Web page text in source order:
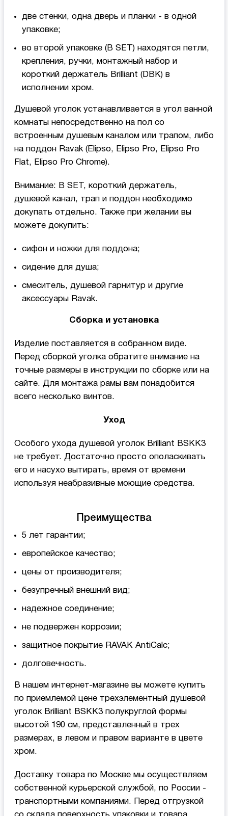
две стенки, одна дверь и планки - в одной
упаковке;
во второй упаковке (B SET) находятся петли,
крепления, ручки, монтажный набор и
короткий держатель Brilliant (DBK) в
исполнении хром.
Душевой уголок устанавливается в угол ванной
комнаты непосредственно на пол со
встроенным душевым каналом или трапом, либо
на поддон Ravak (Elipso, Elipso Pro, Elipso Pro
Flat, Elipso Pro Chrome).
Внимание: В SET, короткий держатель,
душевой канал, трап и поддон необходимо
докупать отдельно. Также при желании вы
можете докупить:
сифон и ножки для поддона;
сидение для душа;
смеситель, душевой гарнитур и другие
аксессуары Ravak.
Сборка и установка
Изделие поставляется в собранном виде.
Перед сборкой уголка обратите внимание на
точные размеры в инструкции по сборке или на
сайте. Для монтажа рамы вам понадобится
всего несколько винтов.
Уход
Особого ухода душевой уголок Brilliant BSKK3
не требует. Достаточно просто ополаскивать
его и насухо вытирать, время от времени
используя неабразивные моющие средства.
Преимущества
5 лет гарантии;
европейское качество;
цены от производителя;
безупречный внешний вид;
надежное соединение;
не подвержен коррозии;
защитное покрытие RAVAK AntiCalc;
долговечность.
В нашем интернет-магазине вы можете купить
по приемлемой цене трехэлементный душевой
уголок Brilliant BSKK3 полукруглой формы
высотой 190 см, представленный в трех
размерах, в левом и правом варианте в цвете
хром.
Доставку товара по Москве мы осуществляем
собственной курьерской службой, по России -
транспортными компаниями. Перед отгрузкой